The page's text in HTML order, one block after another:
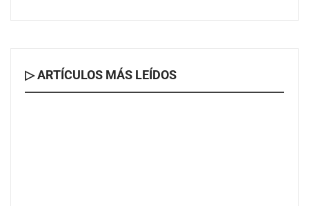
▷ ARTÍCULOS MÁS LEÍDOS